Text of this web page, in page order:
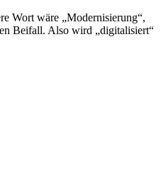
Wort wäre „Modernisierung“,
Beifall. Also wird „digitalisiert“